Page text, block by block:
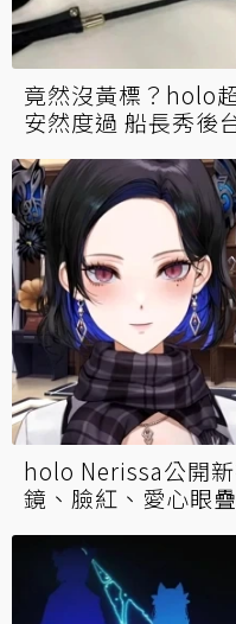
竟然沒黃標？holo
安然度過 船長秀後
holo Nerissa公開
鏡、臉紅、愛心眼